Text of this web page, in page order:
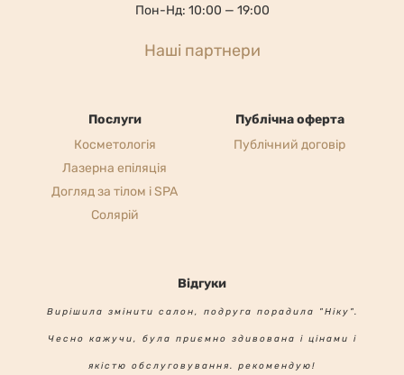
Пон-Нд: 10:00 — 19:00
Наші партнери
Послуги
Косметологія
Лазерна епіляція
Догляд за тілом і SPA
Солярій
Публічна оферта
Публічний договір
Відгуки
Вирішила змінити салон, подруга порадила "Ніку".
Чесно кажучи, була приємно здивована і цінами і
якістю обслуговування. рекомендую!